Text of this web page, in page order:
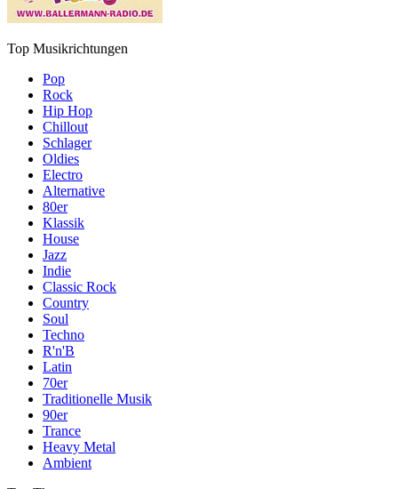
Top Musikrichtungen
Pop
Rock
Hip Hop
Chillout
Schlager
Oldies
Electro
Alternative
80er
Klassik
House
Jazz
Indie
Classic Rock
Country
Soul
Techno
R'n'B
Latin
70er
Traditionelle Musik
90er
Trance
Heavy Metal
Ambient